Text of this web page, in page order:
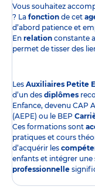
Vous souhaitez
? La fonction de cet
d’abord patience et
En relation constante
permet de tisser des
Les Auxiliaires Petite
d’un des diplômes
Enfance, devenu CAP
(AEPE) ou le BEP
Ces formations sont
pratiques et cours
d’acquérir les
enfants et intégrer
professionnelle